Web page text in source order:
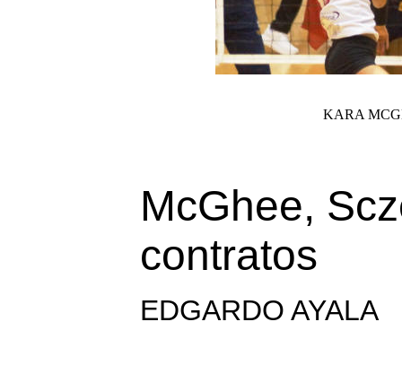
KARA
McGhee,
contratos
EDGARDO AYALA